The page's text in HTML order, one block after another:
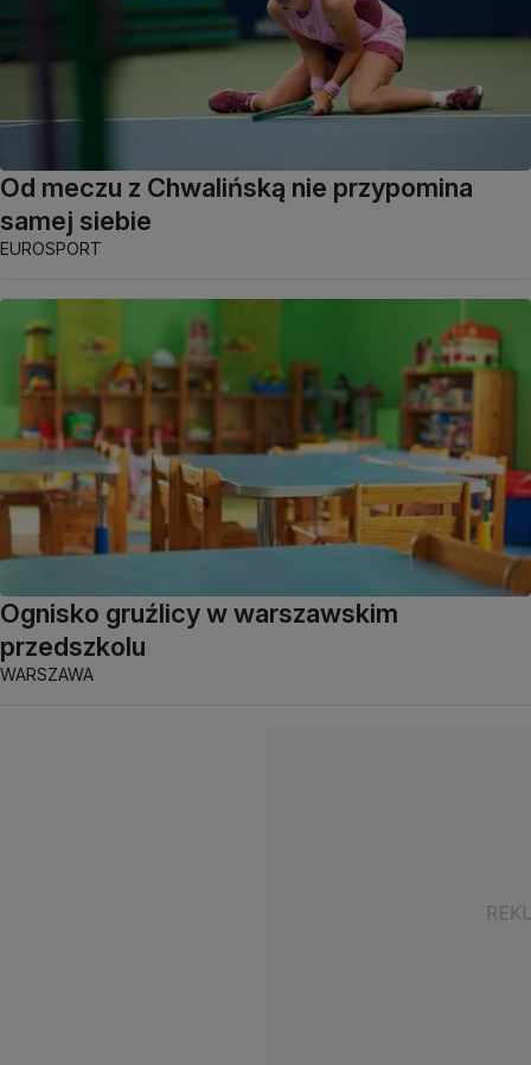
Od meczu z Chwalińską nie przypomina
samej siebie
EUROSPORT
Ognisko gruźlicy w warszawskim
przedszkolu
WARSZAWA